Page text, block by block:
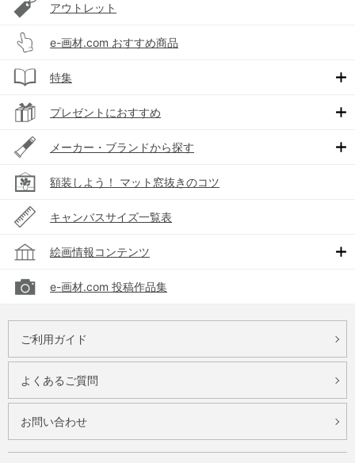
アウトレット
e-画材.com おすすめ商品
特集
プレゼントにおすすめ
メーカー・ブランドから探す
額装しよう！ マット窓抜きのコツ
キャンバスサイズ一覧表
絵画情報コンテンツ
e-画材.com 投稿作品集
ご利用ガイド
よくあるご質問
お問い合わせ